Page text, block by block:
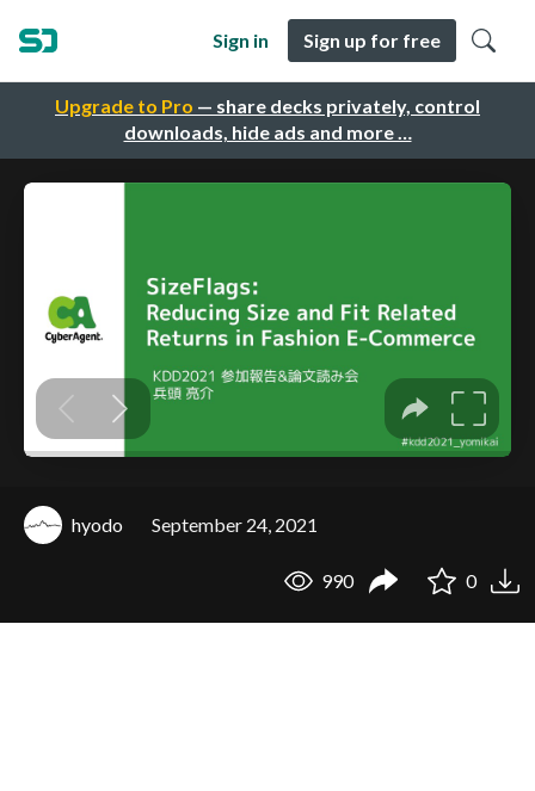
Upgrade to Pro — share decks privately, control
downloads, hide ads and more …
Sign in Sign up for free
hyodo September 24, 2021
990 0